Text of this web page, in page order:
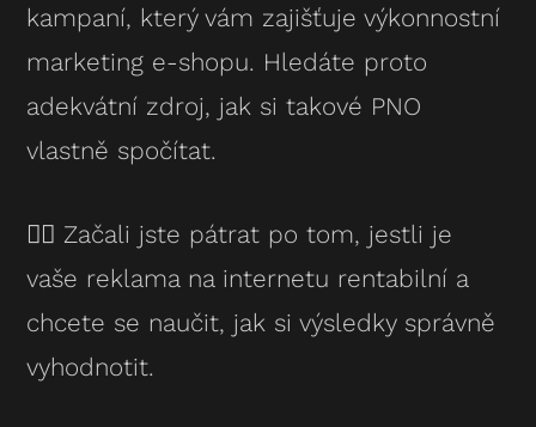
kampaní, který vám zajišťuje výkonnostní
marketing e-shopu. Hledáte proto
adekvátní zdroj, jak si takové PNO
vlastně spočítat.
👉🏻 Začali jste pátrat po tom, jestli je
vaše reklama na internetu rentabilní a
chcete se naučit, jak si výsledky správně
vyhodnotit.